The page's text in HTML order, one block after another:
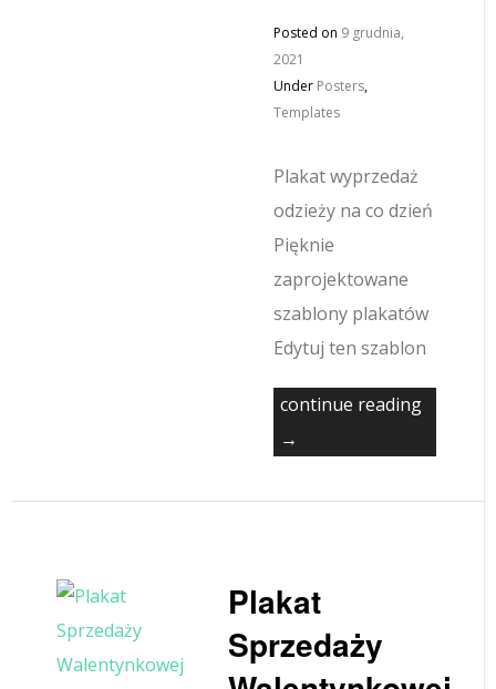
Posted on 9 grudnia,
2021
Under Posters,
Templates
Plakat wyprzedaż
odzieży na co dzień
Pięknie
zaprojektowane
szablony plakatów
Edytuj ten szablon
continue reading
→
Plakat
Sprzedaży